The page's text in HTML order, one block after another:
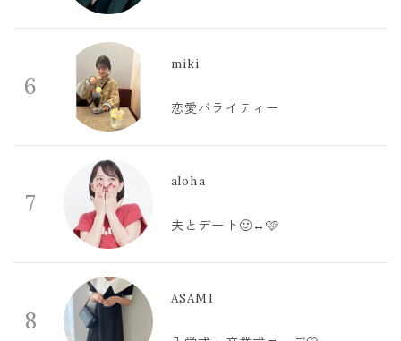
6
miki
恋愛バライティー
7
aloha
夫とデート🙂‍↔️🩷
8
ASAMI